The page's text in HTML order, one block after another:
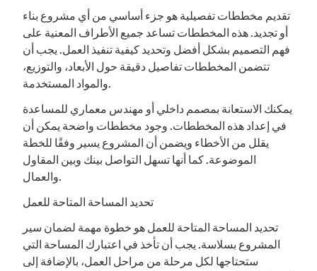
تقديم مخططات تفصيلية هو جزء أساسي من أي مشروع بناء
أو تجديد. هذه المخططات تساعد جميع الأطراف المعنية على
فهم التصميم بشكل أفضل وتحديد كيفية تنفيذ العمل. يجب أن
تتضمن المخططات تفاصيل دقيقة حول الأبعاد، والتوزيع،
والمواد المستخدمة.
يمكنك الاستعانة بمصمم داخلي أو مهندس معماري للمساعدة
في إعداد هذه المخططات. وجود مخططات واضحة يمكن أن
يقلل من الأخطاء ويضمن أن المشروع يسير وفقًا للخطة
الموضوعة. كما أنها تسهل التواصل بينك وبين المقاول
والعمال.
تحديد المساحة المتاحة للعمل
تحديد المساحة المتاحة للعمل هو خطوة مهمة لضمان سير
المشروع بسلاسة. يجب أن تأخذ في اعتبارك المساحة التي
ستحتاجها لكل مرحلة من مراحل العمل، بالإضافة إلى